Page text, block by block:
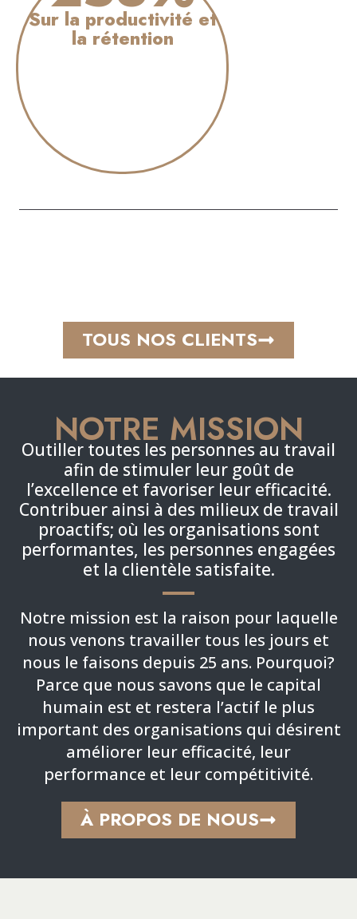
Sur la productivité et
la rétention
TOUS NOS CLIENTS
NOTRE MISSION
Outiller toutes les personnes au travail
afin de stimuler leur goût de
l’excellence et favoriser leur efficacité.
Contribuer ainsi à des milieux de travail
proactifs; où les organisations sont
performantes, les personnes engagées
et la clientèle satisfaite.
Notre mission est la raison pour laquelle
nous venons travailler tous les jours et
nous le faisons depuis 25 ans. Pourquoi?
Parce que nous savons que le capital
humain est et restera l’actif le plus
important des organisations qui désirent
améliorer leur efficacité, leur
performance et leur compétitivité.
À PROPOS DE NOUS